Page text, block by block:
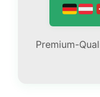
Premium-